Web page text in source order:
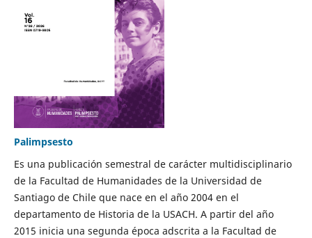
Palimpsesto
Es una publicación semestral de carácter multidisciplinario
de la Facultad de Humanidades de la Universidad de
Santiago de Chile que nace en el año 2004 en el
departamento de Historia de la USACH. A partir del año
2015 inicia una segunda época adscrita a la Facultad de